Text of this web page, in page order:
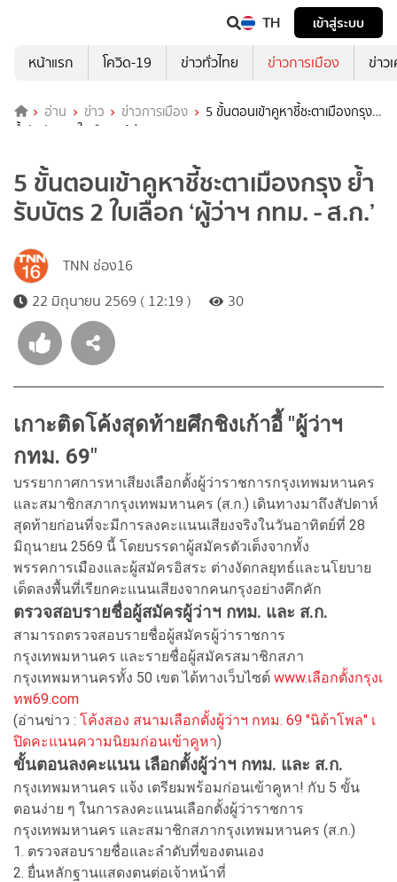
TH
เข้าสู่ระบบ
หน้าแรก
โควิด-19 ข่าวทั่วไทย ข่าวการเมือง ข่าว
อ่าน ข่าว ข่าวการเมือง
5 ขั้นตอนเข้าคูหาชี้ชะตาเมืองกรุง
ย้ำรับบัตร 2 ใบเลือก ‘ผู้ว่าฯ กทม. - ส.ก.’
5 ขั้นตอนเข้าคูหาชี้ชะตาเมืองกรุง ย้ำ
รับบัตร 2 ใบเลือก ‘ผู้ว่าฯ กทม. - ส.ก.’
TNN ช่อง16
22 มิถุนายน 2569 ( 12:19 )
30
เกาะติดโค้งสุดท้ายศึกชิงเก้าอี้ "ผู้ว่าฯ
กทม. 69"
บรรยากาศการหาเสียงเลือกตั้งผู้ว่าราชการกรุงเทพมหานคร
และสมาชิกสภากรุงเทพมหานคร (ส.ก.) เดินทางมาถึงสัปดาห์
สุดท้ายก่อนที่จะมีการลงคะแนนเสียงจริงในวันอาทิตย์ที่ 28
มิถุนายน 2569 นี้ โดยบรรดาผู้สมัครตัวเต็งจากทั้ง
พรรคการเมืองและผู้สมัครอิสระ ต่างงัดกลยุทธ์และนโยบาย
เด็ดลงพื้นที่เรียกคะแนนเสียงจากคนกรุงอย่างคึกคัก
ตรวจสอบรายชื่อผู้สมัครผู้ว่าฯ กทม. และ ส.ก.
สามารถตรวจสอบรายชื่อผู้สมัครผู้ว่าราชการ
กรุงเทพมหานคร และรายชื่อผู้สมัครสมาชิกสภา
กรุงเทพมหานครทั้ง 50 เขต ได้ทางเว็บไซต์ www.เลือกตั้งกรุงเ
ทพ69.com
(อ่านข่าว : โค้งสอง สนามเลือกตั้งผู้ว่าฯ กทม. 69 "นิด้าโพล" เ
ปิดคะแนนความนิยมก่อนเข้าคูหา)
ขั้นตอนลงคะแนน เลือกตั้งผู้ว่าฯ กทม. และ ส.ก.
กรุงเทพมหานคร แจ้ง เตรียมพร้อมก่อนเข้าคูหา! กับ 5 ขั้น
ตอนง่าย ๆ ในการลงคะแนนเลือกตั้งผู้ว่าราชการ
กรุงเทพมหานคร และสมาชิกสภากรุงเทพมหานคร (ส.ก.)
1. ตรวจสอบรายชื่อและลำดับที่ของตนเอง
2. ยื่นหลักฐานแสดงตนต่อเจ้าหน้าที่